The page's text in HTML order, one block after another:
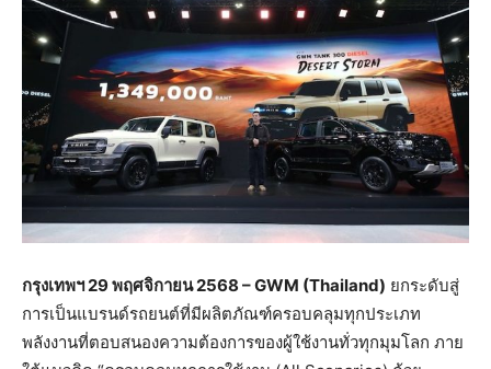
กรุงเทพฯ29พฤศจิกายน2568 – GWM (Thailand) ยกระดับสู่
การเป็นแบรนด์รถยนต์ที่มีผลิตภัณฑ์ครอบคลุมทุกประเภท
พลังงานที่ตอบสนองความต้องการของผู้ใช้งานทั่วทุกมุมโลก ภาย